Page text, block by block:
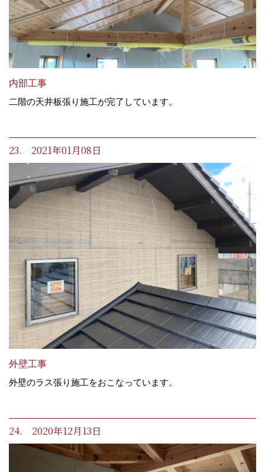
内部工事
二階の天井板張り施工が完了しています。
23. 2021年01月08日
外壁工事
外壁のラス張り施工をおこなっています。
24. 2020年12月13日